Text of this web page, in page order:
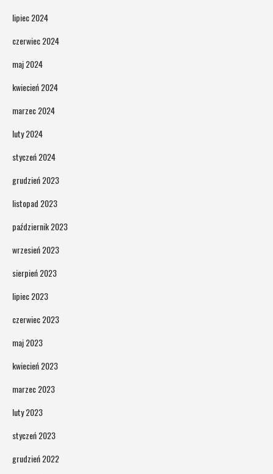
lipiec 2024
czerwiec 2024
maj 2024
kwiecień 2024
marzec 2024
luty 2024
styczeń 2024
grudzień 2023
listopad 2023
październik 2023
wrzesień 2023
sierpień 2023
lipiec 2023
czerwiec 2023
maj 2023
kwiecień 2023
marzec 2023
luty 2023
styczeń 2023
grudzień 2022